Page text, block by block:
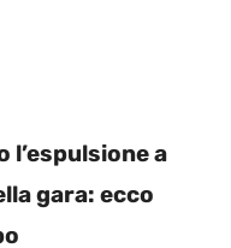
l’espulsione a
gara: ecco